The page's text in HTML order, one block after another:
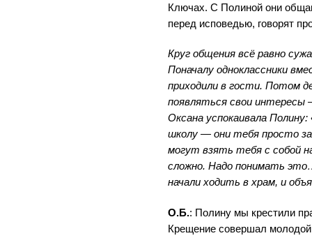
Ключах. С Полиной они
перед исповедью, говорят
Круг общения всё равно
Поначалу одноклассники
приходили в гости. Потом
появляться свои интересы
Оксана успокаивала
школу — они тебя просто
могут взять тебя с собой
сложно. Надо понимать
начали ходить в храм, и
О.Б.: Полину мы крестили
Крещение совершал